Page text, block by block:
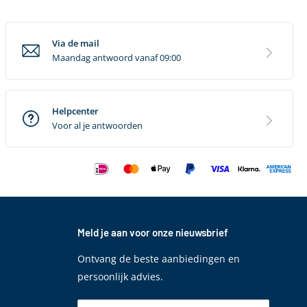
Via de mail
Maandag antwoord vanaf 09:00
Helpcenter
Voor al je antwoorden
Meld je aan voor onze nieuwsbrief
Ontvang de beste aanbiedingen en
persoonlijk advies.